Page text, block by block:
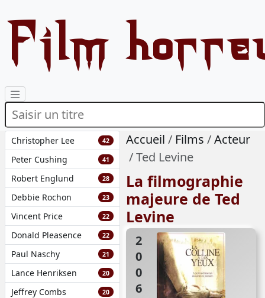
Film
Christopher Lee 42
Peter Cushing 41
Robert Englund 28
Debbie Rochon 23
Vincent Price 22
Donald Pleasence 22
Paul Naschy 21
Lance Henriksen 20
Jeffrey Combs 20
Accueil Films
Acteur
Ted Levine
La filmographie
majeure de Ted
Levine
2006